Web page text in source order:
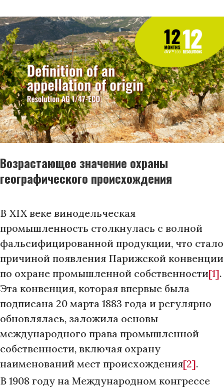
Возрастающее значение охраны
географического происхождения
В XIX веке винодельческая
промышленность столкнулась с волной
фальсифицированной продукции, что стало
причиной появления Парижской конвенции
по охране промышленной собственности[1].
Эта конвенция, которая впервые была
подписана 20 марта 1883 года и регулярно
обновлялась, заложила основы
международного права промышленной
собственности, включая охрану
наименований мест происхождения[2].
В 1908 году на Международном конгрессе